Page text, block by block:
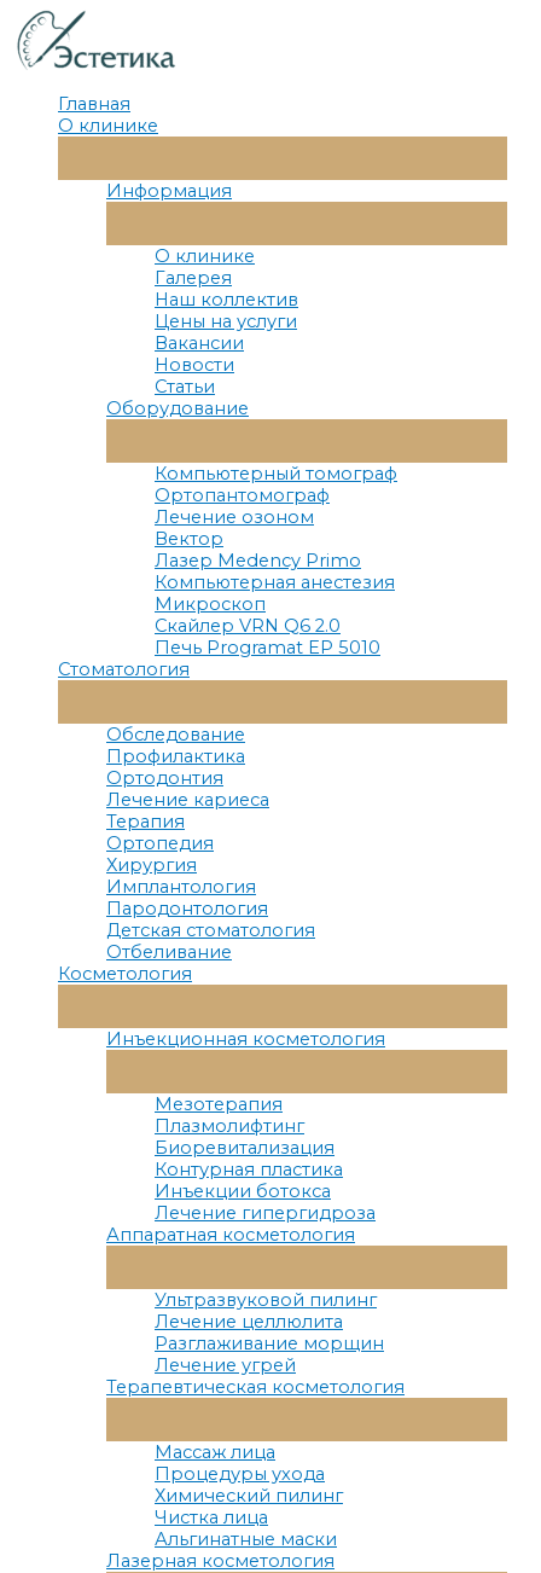
Перейти
к
содержимому
Главная
О клинике
Меню
Информация
Меню
О клинике
Галерея
Наш коллектив
Цены на услуги
Вакансии
Новости
Статьи
Оборудование
Меню
Компьютерный томограф
Ортопантомограф
Лечение озоном
Вектор
Лазер Medency Primo
Компьютерная анестезия
Микроскоп
Скайлер VRN Q6 2.0
Печь Programat EP 5010
Стоматология
Меню
Обследование
Профилактика
Ортодонтия
Лечение кариеса
Терапия
Ортопедия
Хирургия
Имплантология
Пародонтология
Детская стоматология
Отбеливание
Косметология
Меню
Инъекционная косметология
Меню
Мезотерапия
Плазмолифтинг
Биоревитализация
Контурная пластика
Инъекции ботокса
Лечение гипергидроза
Аппаратная косметология
Меню
Ультразвуковой пилинг
Лечение целлюлита
Разглаживание морщин
Лечение угрей
Терапевтическая косметология
Меню
Массаж лица
Процедуры ухода
Химический пилинг
Чистка лица
Альгинатные маски
Лазерная косметология